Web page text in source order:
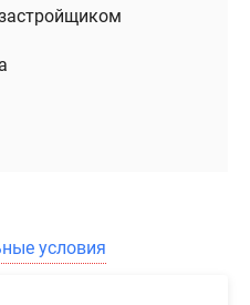
условия